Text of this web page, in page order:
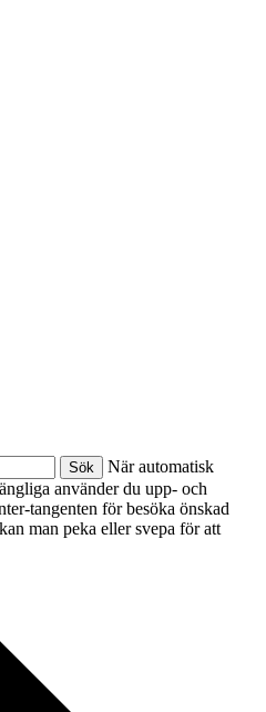
När automatisk
använder du upp- och
tangenten för besöka önskad
man peka eller svepa för att